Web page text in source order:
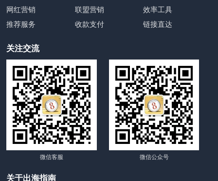
网红营销
联盟营销
效率工具
推荐服务
收款支付 链接直达
关注交流
微信客服 微信公众号
关于出海指南